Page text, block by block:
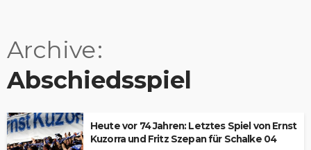
Archive
Abschiedsspiel
Heute vor 74 Jahren: Letztes Spiel von Ernst
Kuzorra und Fritz Szepan für Schalke 04